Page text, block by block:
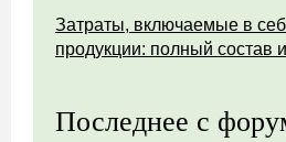
Затраты, включаемые в
продукции: полный состав
Последнее с